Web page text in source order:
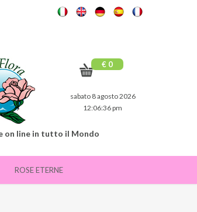
€ 0
sabato 8 agosto 2026
12:06:37 pm
on line in tutto il Mondo
ROSE ETERNE